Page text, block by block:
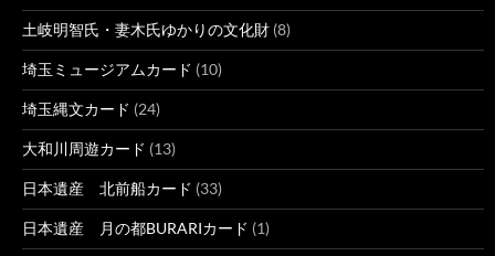
土岐明智氏・妻木氏ゆかりの文化財 (8)
埼玉ミュージアムカード (10)
埼玉縄文カード (24)
大和川周遊カード (13)
日本遺産 北前船カード (33)
日本遺産 月の都BURARIカード (1)